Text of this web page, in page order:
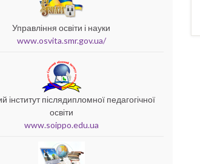
Управління освіти і науки
www.osvita.smr.gov.ua/
інститут післядипломної педагогічної
освіти
www.soippo.edu.ua